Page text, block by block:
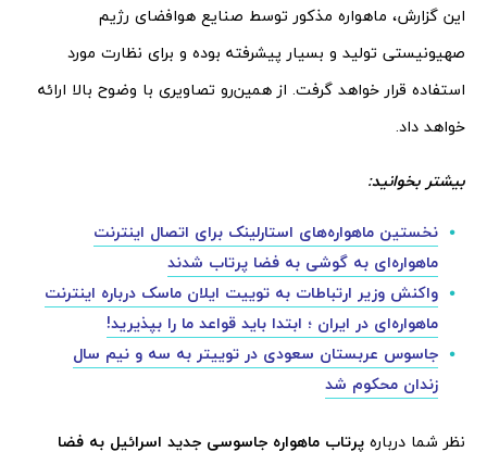
این گزارش، ماهواره مذکور توسط صنایع هوافضای رژیم
صهیونیستی تولید و بسیار پیشرفته بوده و برای نظارت مورد
استفاده قرار خواهد گرفت. از همین‌رو تصاویری با وضوح بالا ارائه
خواهد داد.
بیشتر بخوانید:
نخستین ماهواره‌های استارلینک برای اتصال اینترنت
ماهواره‌ای به گوشی به فضا پرتاب شدند
واکنش وزیر ارتباطات به توییت ایلان ماسک درباره اینترنت
ماهواره‌ای در ایران ؛ ابتدا باید قواعد ما را بپذیرید!
جاسوس عربستان سعودی در توییتر به سه و نیم سال
زندان محکوم شد
نظر شما درباره پرتاب ماهواره جاسوسی جدید اسرائیل به فضا